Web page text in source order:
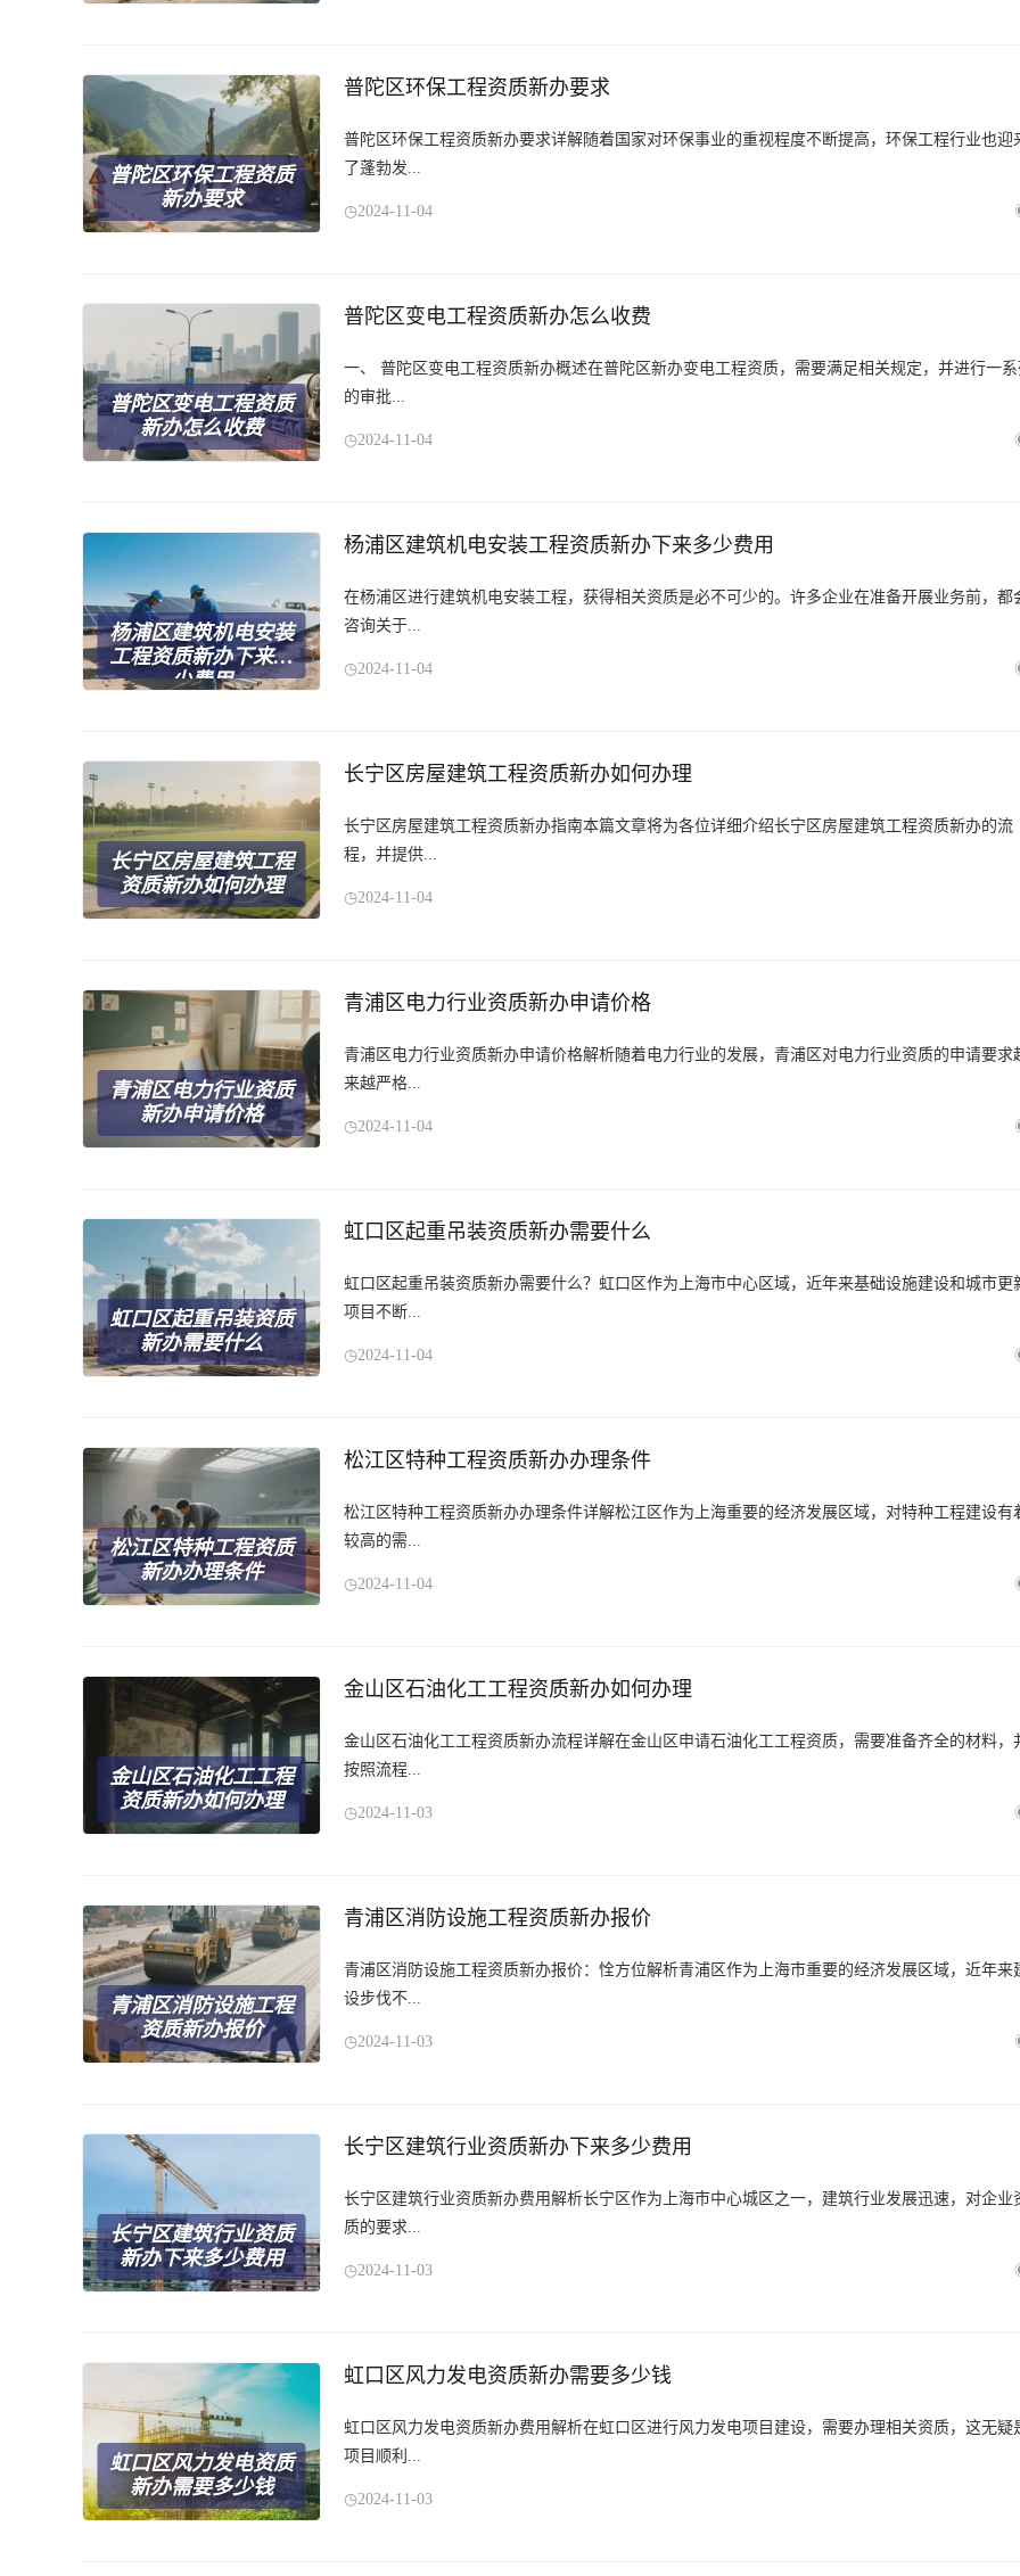
普陀区环保工程资质
新办要求
普陀区环保工程资质新办要求
普陀区环保工程资质新办要求详解随着国家对环保事业的重视程度不断提高，环保工程行业也迎
了蓬勃发...
2024-11-04
普陀区变电工程资质
新办怎么收费
普陀区变电工程资质新办怎么收费
一、 普陀区变电工程资质新办概述在普陀区新办变电工程资质，需要满足相关规定，并进行一
的审批...
2024-11-04
杨浦区建筑机电安装
工程资质新办下来多
少费用
杨浦区建筑机电安装工程资质新办下来多少费用
在杨浦区进行建筑机电安装工程，获得相关资质是必不可少的。许多企业在准备开展业务前，都
咨询关于...
2024-11-04
长宁区房屋建筑工程
资质新办如何办理
长宁区房屋建筑工程资质新办如何办理
长宁区房屋建筑工程资质新办指南本篇文章将为各位详细介绍长宁区房屋建筑工程资质新办的流
程，并提供...
2024-11-04
青浦区电力行业资质
新办申请价格
青浦区电力行业资质新办申请价格
青浦区电力行业资质新办申请价格解析随着电力行业的发展，青浦区对电力行业资质的申请要求
来越严格...
2024-11-04
虹口区起重吊装资质
新办需要什么
虹口区起重吊装资质新办需要什么
虹口区起重吊装资质新办需要什么？虹口区作为上海市中心区域，近年来基础设施建设和城市更
项目不断...
2024-11-04
松江区特种工程资质
新办办理条件
松江区特种工程资质新办办理条件
松江区特种工程资质新办办理条件详解松江区作为上海重要的经济发展区域，对特种工程建设有
较高的需...
2024-11-04
金山区石油化工工程
资质新办如何办理
金山区石油化工工程资质新办如何办理
金山区石油化工工程资质新办流程详解在金山区申请石油化工工程资质，需要准备齐全的材料，
按照流程...
2024-11-03
青浦区消防设施工程
资质新办报价
青浦区消防设施工程资质新办报价
青浦区消防设施工程资质新办报价：恮方位解析青浦区作为上海市重要的经济发展区域，近年来
设步伐不...
2024-11-03
长宁区建筑行业资质
新办下来多少费用
长宁区建筑行业资质新办下来多少费用
长宁区建筑行业资质新办费用解析长宁区作为上海市中心城区之一，建筑行业发展迅速，对企业
质的要求...
2024-11-03
虹口区风力发电资质
新办需要多少钱
虹口区风力发电资质新办需要多少钱
虹口区风力发电资质新办费用解析在虹口区进行风力发电项目建设，需要办理相关资质，这无疑
项目顺利...
2024-11-03